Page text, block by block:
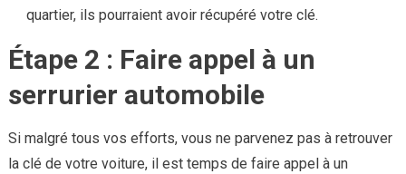
quartier, ils pourraient avoir récupéré votre clé.
Étape 2 : Faire appel à un
serrurier automobile
Si malgré tous vos efforts, vous ne parvenez pas à retrouver
la clé de votre voiture, il est temps de faire appel à un